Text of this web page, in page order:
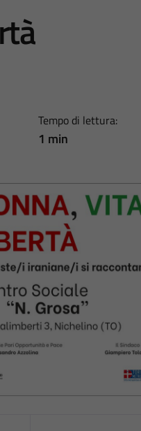
Tempo di lettura:
1 min